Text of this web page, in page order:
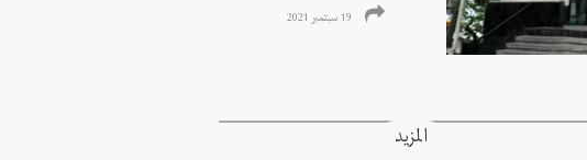
19 سبتمبر 2021
المزيد